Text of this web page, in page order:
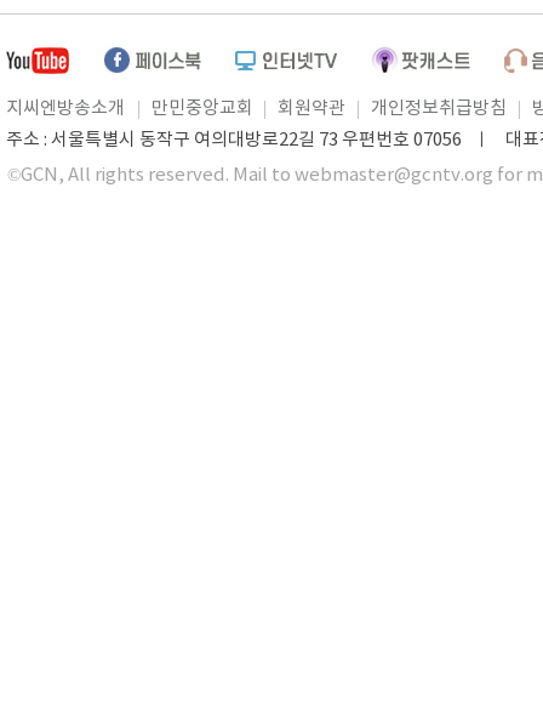
지씨엔방송소개 만민중앙교회 회원약관 개인정보취급방침
주소 : 서울특별시 동작구 여의대방로22길 73 우편번호 07056 ㅣ 대
©GCN, All rights reserved. Mail to webmaster@gcntv.org for